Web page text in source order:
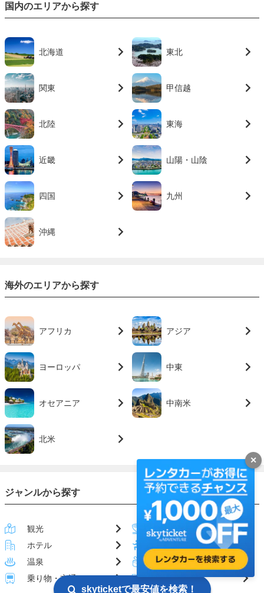
skyticketで最安値を検索！
国内のエリアから探す
北海道 東北
関東 甲信越
北陸 東海
近畿 山陽・山陰
四国 九州
沖縄
海外のエリアから探す
アフリカ アジア
ヨーロッパ 中東
オセアニア 中南米
北米
ジャンルから探す
観光
グルメ
ホテル
アクティビティ
温泉
お土産
乗り物・交通
ハウツー
✕